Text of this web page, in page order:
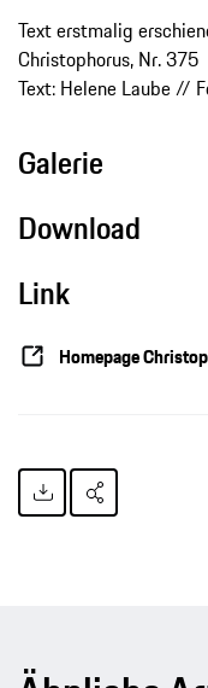
Text erstmalig
Christophorus, Nr. 375
Text: Helene Laube //
Galerie
Download
Link
Homepage